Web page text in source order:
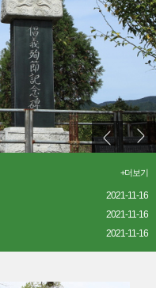
2021-11-16
2021-11-16
2021-11-16
+더보기